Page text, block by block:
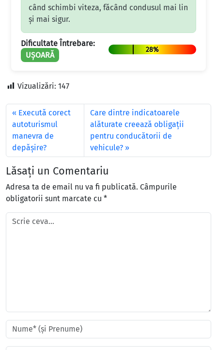
când schimbi viteza, făcând condusul mai lin
și mai sigur.
Dificultate Întrebare:
UȘOARĂ
28%
Vizualizări: 147
Execută corect
autoturismul
manevra de
depăşire?
Care dintre indicatoarele
alăturate creează obligaţii
pentru conducătorii de
vehicule?
Lăsați un Comentariu
Adresa ta de email nu va fi publicată. Câmpurile
obligatorii sunt marcate cu *